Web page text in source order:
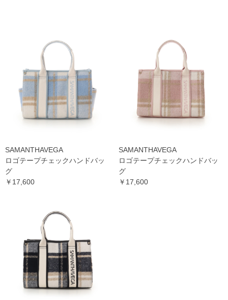
SAMANTHAVEGA
ロゴテープチェックハンドバッ
グ
￥17,600
SAMANTHAVEGA
ロゴテープチェックハンドバッ
グ
￥17,600